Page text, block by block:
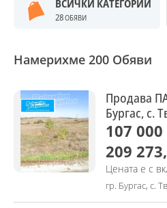
ВСИЧКИ КАТЕГОРИИ
28ОБЯВИ
Намерихме 200 Обяви
Продава
Бургас, с.
107 000
209
Цената е с
гр. Бургас, с.